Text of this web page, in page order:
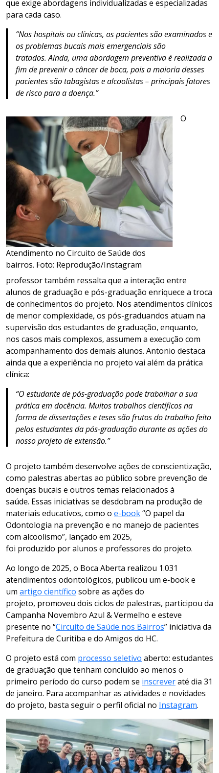
que exige abordagens individualizadas e especializadas
para cada caso.
“Nos hospitais ou clínicas, os pacientes são examinados e
os problemas bucais mais emergenciais são
tratados. Ainda, uma abordagem preventiva é realizada a
fim de prevenir o câncer de boca, pois a maioria desses
pacientes são tabagistas e alcoolistas – principais fatores
de risco para a doença.”
Atendimento no Circuito de Saúde dos
bairros. Foto: Reprodução/Instagram
O
professor também ressalta que a interação entre
alunos de graduação e pós-graduação enriquece a troca
de conhecimentos do projeto. Nos atendimentos clínicos
de menor complexidade, os pós-graduandos atuam na
supervisão dos estudantes de graduação, enquanto,
nos casos mais complexos, assumem a execução com
acompanhamento dos demais alunos. Antonio destaca
ainda que a experiência no projeto vai além da prática
clínica:
“O estudante de pós-graduação pode trabalhar a sua
prática em docência. Muitos trabalhos científicos na
forma de dissertações e teses são frutos do trabalho feito
pelos estudantes da pós-graduação durante as ações do
nosso projeto de extensão.”
O projeto também desenvolve ações de conscientização,
como palestras abertas ao público sobre prevenção de
doenças bucais e outros temas relacionados à
saúde. Essas iniciativas se desdobram na produção de
materiais educativos, como o e-book“O papel da
Odontologia na prevenção e no manejo de pacientes
com alcoolismo”, lançado em 2025,
foi produzido por alunos e professores do projeto.
Ao longo de 2025, o Boca Aberta realizou 1.031
atendimentos odontológicos, publicou um e-book e
um artigo científico sobre as ações do
projeto, promoveu dois ciclos de palestras, participou da
Campanha Novembro Azul & Vermelho e esteve
presente no “Circuito de Saúde nos Bairros” iniciativa da
Prefeitura de Curitiba e do Amigos do HC.
O projeto está com processo seletivo aberto: estudantes
de graduação que tenham concluído ao menos o
primeiro período do curso podem se inscreveraté dia 31
de janeiro. Para acompanhar as atividades e novidades
do projeto, basta seguir o perfil oficial no Instagram.